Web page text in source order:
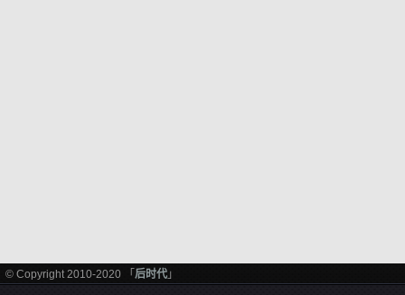
© Copyright 2010-2020 「 后时代 」